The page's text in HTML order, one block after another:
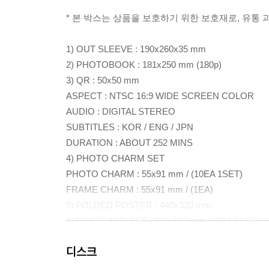
* 본 박스는 상품을 보호하기 위한 보호재로, 유통
1) OUT SLEEVE : 190x260x35 mm
2) PHOTOBOOK : 181x250 mm (180p)
3) QR : 50x50 mm
ASPECT : NTSC 16:9 WIDE SCREEN COLOR
AUDIO : DIGITAL STEREO
SUBTITLES : KOR / ENG / JPN
DURATION : ABOUT 252 MINS
4) PHOTO CHARM SET
PHOTO CHARM : 55x91 mm / (10EA 1SET)
FRAME CHARM : 55x91 mm / (1EA)
6) POSTCARD SET : 100x150 mm / (9EA 1SET)
8) ENVELOPE : 115x165 mm (1EA)
디스크